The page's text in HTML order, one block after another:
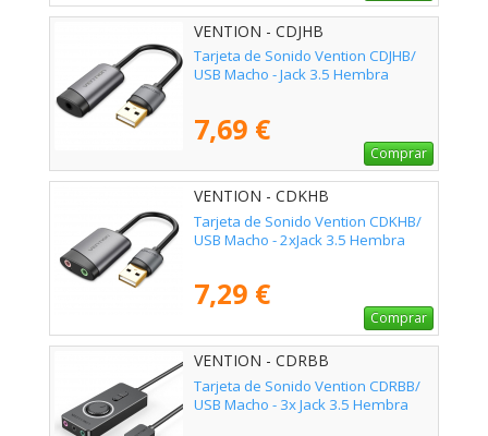
VENTION - CDJHB
Tarjeta de Sonido Vention CDJHB/
USB Macho - Jack 3.5 Hembra
7,69 €
Comprar
VENTION - CDKHB
Tarjeta de Sonido Vention CDKHB/
USB Macho - 2xJack 3.5 Hembra
7,29 €
Comprar
VENTION - CDRBB
Tarjeta de Sonido Vention CDRBB/
USB Macho - 3x Jack 3.5 Hembra